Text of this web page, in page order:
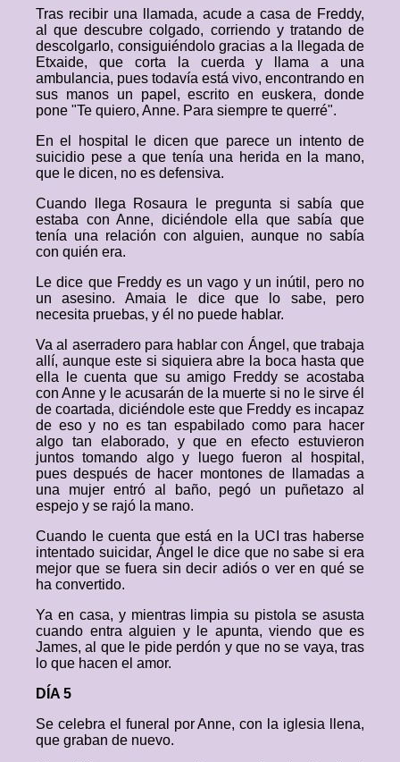
Tras recibir una llamada, acude a casa de Freddy,
al que descubre colgado, corriendo y tratando de
descolgarlo, consiguiéndolo gracias a la llegada de
Etxaide, que corta la cuerda y llama a una
ambulancia, pues todavía está vivo, encontrando en
sus manos un papel, escrito en euskera, donde
pone "Te quiero, Anne. Para siempre te querré".
En el hospital le dicen que parece un intento de
suicidio pese a que tenía una herida en la mano,
que le dicen, no es defensiva.
Cuando llega Rosaura le pregunta si sabía que
estaba con Anne, diciéndole ella que sabía que
tenía una relación con alguien, aunque no sabía
con quién era.
Le dice que Freddy es un vago y un inútil, pero no
un asesino. Amaia le dice que lo sabe, pero
necesita pruebas, y él no puede hablar.
Va al aserradero para hablar con Ángel, que trabaja
allí, aunque este si siquiera abre la boca hasta que
ella le cuenta que su amigo Freddy se acostaba
con Anne y le acusarán de la muerte si no le sirve él
de coartada, diciéndole este que Freddy es incapaz
de eso y no es tan espabilado como para hacer
algo tan elaborado, y que en efecto estuvieron
juntos tomando algo y luego fueron al hospital,
pues después de hacer montones de llamadas a
una mujer entró al baño, pegó un puñetazo al
espejo y se rajó la mano.
Cuando le cuenta que está en la UCI tras haberse
intentado suicidar, Ángel le dice que no sabe si era
mejor que se fuera sin decir adiós o ver en qué se
ha convertido.
Ya en casa, y mientras limpia su pistola se asusta
cuando entra alguien y le apunta, viendo que es
James, al que le pide perdón y que no se vaya, tras
lo que hacen el amor.
DÍA 5
Se celebra el funeral por Anne, con la iglesia llena,
que graban de nuevo.